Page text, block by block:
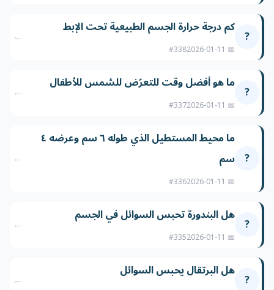
? كم درجة حرارة الجسم الطبيعية تحت الإبط
📅 2026-01-11
#338
←
? ما هو أفضل وقت للتعرّض للشمس للأطفال
📅 2026-01-11
#337
←
?
ما محيط المستطيل الذي طوله ٦ سم وعرضه ٤
سم
📅 2026-01-11
#336
←
? هل البندورة تحبس السوائل في الجسم
📅 2026-01-11
#335
←
? هل البرتقال يحبس السوائل ←